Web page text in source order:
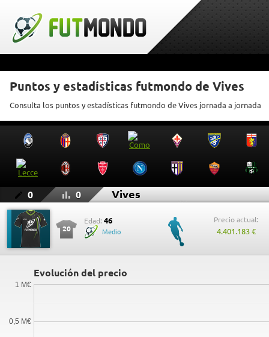
Puntos y estadísticas futmondo de Vives
Consulta los puntos y estadísticas futmondo de Vives jornada a jornada
0 0 Vives
20
Edad: 46
Medio
Precio actual:
4.401.183 €
Evolución del precio
0,5 M€
1 M€